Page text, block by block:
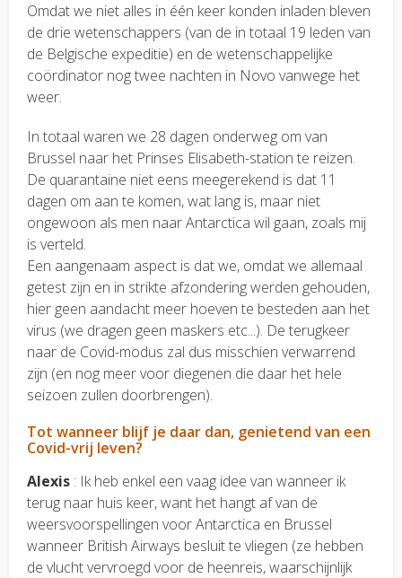
Omdat we niet alles in één keer konden inladen bleven
de drie wetenschappers (van de in totaal 19 leden van
de Belgische expeditie) en de wetenschappelijke
coördinator nog twee nachten in Novo vanwege het
weer.
In totaal waren we 28 dagen onderweg om van
Brussel naar het Prinses Elisabeth-station te reizen.
De quarantaine niet eens meegerekend is dat 11
dagen om aan te komen, wat lang is, maar niet
ongewoon als men naar Antarctica wil gaan, zoals mij
is verteld.
Een aangenaam aspect is dat we, omdat we allemaal
getest zijn en in strikte afzondering werden gehouden,
hier geen aandacht meer hoeven te besteden aan het
virus (we dragen geen maskers etc...). De terugkeer
naar de Covid-modus zal dus misschien verwarrend
zijn (en nog meer voor diegenen die daar het hele
seizoen zullen doorbrengen).
Tot wanneer blijf je daar dan, genietend van een
Covid-vrij leven?
Alexis : Ik heb enkel een vaag idee van wanneer ik
terug naar huis keer, want het hangt af van de
weersvoorspellingen voor Antarctica en Brussel
wanneer British Airways besluit te vliegen (ze hebben
de vlucht vervroegd voor de heenreis, waarschijnlijk